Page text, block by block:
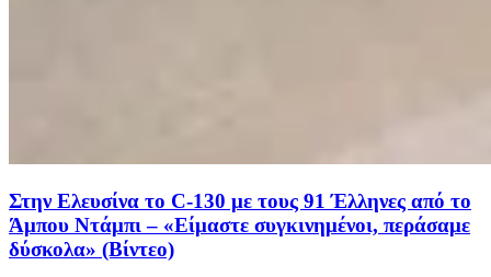
Στην Ελευσίνα το C-130 με τους 91 Έλληνες από το
Άμπου Ντάμπι – «Είμαστε συγκινημένοι, περάσαμε
δύσκολα» (Βίντεο)